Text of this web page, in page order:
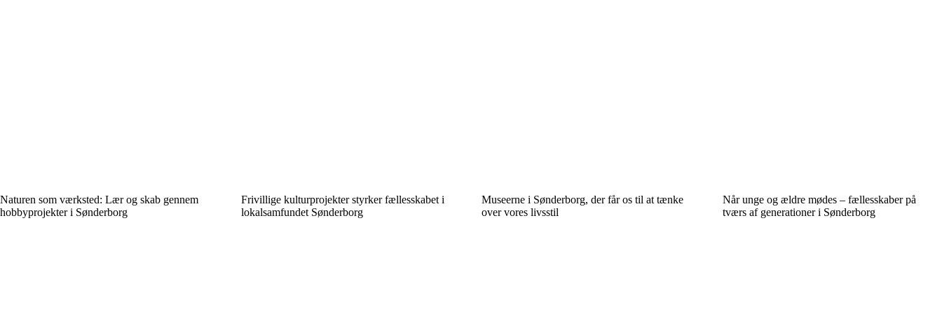
Naturen som værksted: Lær og skab gennem
hobbyprojekter i Sønderborg
Frivillige kulturprojekter styrker fællesskabet i
lokalsamfundet Sønderborg
Museerne i Sønderborg, der får os til at tænke
over vores livsstil
Når unge og ældre mødes – fællesskaber på
tværs af generationer i Sønderborg